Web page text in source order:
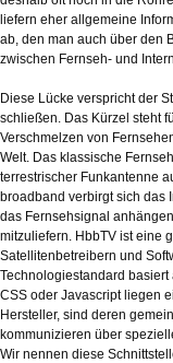
liefern eher allgemeine
ab, den man auch über den
zwischen Fernseh- und
Diese Lücke verspricht der
schließen. Das Kürzel steht
Verschmelzen von
Welt. Das klassische
terrestrischer Funkantenne
broadband verbirgt sich das
das Fernsehsignal
mitzuliefern. HbbTV ist eine
Satellitenbetreibern und
Technologiestandard basiert
CSS oder Javascript liegen
Hersteller, sind deren
kommunizieren über
Wir nennen diese